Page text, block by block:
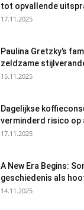
tot opvallende
17.11.2025
Paulina Gretzky’s
zeldzame
15.11.2025
Dagelijkse
verminderd risico
17.11.2025
A New Era Begins:
geschiedenis als
14.11.2025